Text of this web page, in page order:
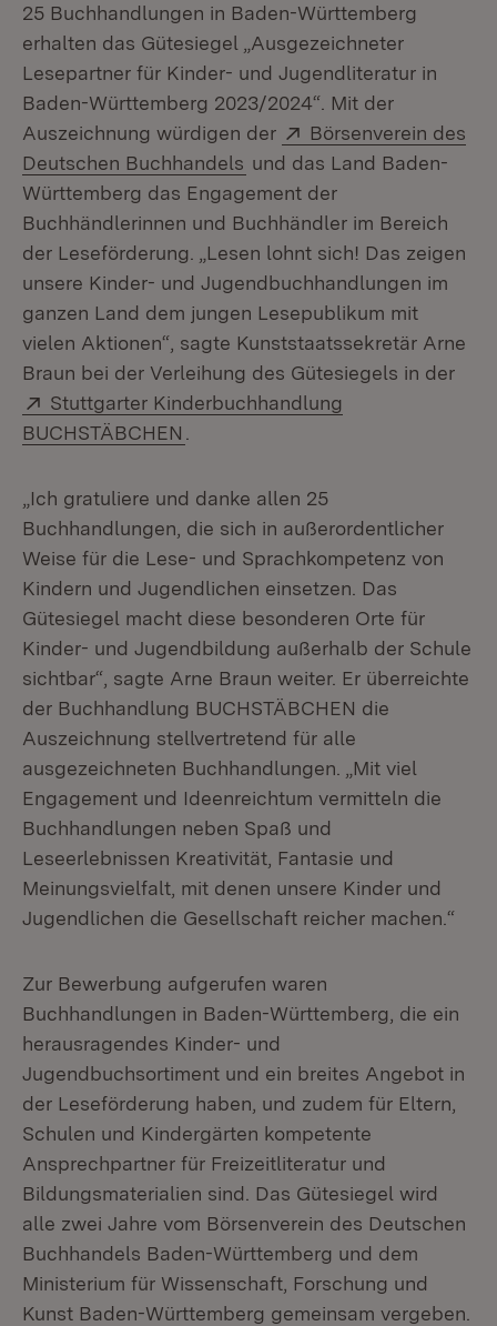
25 Buchhandlungen in Baden-Württemberg
erhalten das Gütesiegel „Ausgezeichneter
Lesepartner für Kinder- und Jugendliteratur in
Baden-Württemberg 2023/2024“. Mit der
Auszeichnung würdigen der
Extern:
Börsenverein des
Deutschen Buchhandels (Öffnet in neuem Fenster)
und das Land Baden-
Württemberg das Engagement der
Buchhändlerinnen und Buchhändler im Bereich
der Leseförderung. „Lesen lohnt sich! Das zeigen
unsere Kinder- und Jugendbuchhandlungen im
ganzen Land dem jungen Lesepublikum mit
vielen Aktionen“, sagte Kunststaatssekretär Arne
Braun bei der Verleihung des Gütesiegels in der
Extern:
Stuttgarter Kinderbuchhandlung
BUCHSTÄBCHEN
„Ich gratuliere und danke allen 25
Buchhandlungen, die sich in außerordentlicher
Weise für die Lese- und Sprachkompetenz von
Kindern und Jugendlichen einsetzen. Das
Gütesiegel macht diese besonderen Orte für
Kinder- und Jugendbildung außerhalb der Schule
sichtbar“, sagte Arne Braun weiter. Er überreichte
der Buchhandlung BUCHSTÄBCHEN die
Auszeichnung stellvertretend für alle
ausgezeichneten Buchhandlungen. „Mit viel
Engagement und Ideenreichtum vermitteln die
Buchhandlungen neben Spaß und
Leseerlebnissen Kreativität, Fantasie und
Meinungsvielfalt, mit denen unsere Kinder und
Jugendlichen die Gesellschaft reicher machen.“
Zur Bewerbung aufgerufen waren
Buchhandlungen in Baden-Württemberg, die ein
herausragendes Kinder- und
Jugendbuchsortiment und ein breites Angebot in
der Leseförderung haben, und zudem für Eltern,
Schulen und Kindergärten kompetente
Ansprechpartner für Freizeitliteratur und
Bildungsmaterialien sind. Das Gütesiegel wird
alle zwei Jahre vom Börsenverein des Deutschen
Buchhandels Baden-Württemberg und dem
Ministerium für Wissenschaft, Forschung und
Kunst Baden-Württemberg gemeinsam vergeben.